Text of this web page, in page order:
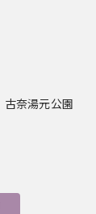
古奈湯元公園